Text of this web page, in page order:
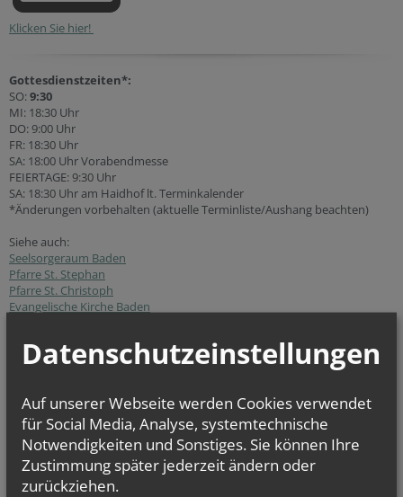
Klicken Sie hier!
Gottesdienstzeiten*:
SO:9:30
MI: 18:30 Uhr
DO: 9:00 Uhr
FR: 18:30 Uhr
SA: 18:00 Uhr Vorabendmesse
FEIERTAGE: 9:30 Uhr
SA: 18:30 Uhr am Haidhof lt. Terminkalender
*Änderungen vorbehalten (aktuelle Terminliste/Aushang beachten)
Siehe auch:
Seelsorgeraum Baden
Pfarre St. Stephan
Pfarre St. Christoph
Evangelische Kirche Baden
Datenschutzeinstellungen
Auf unserer Webseite werden Cookies verwendet
für Social Media, Analyse, systemtechnische
Notwendigkeiten und Sonstiges. Sie können Ihre
Zustimmung später jederzeit ändern oder
zurückziehen.